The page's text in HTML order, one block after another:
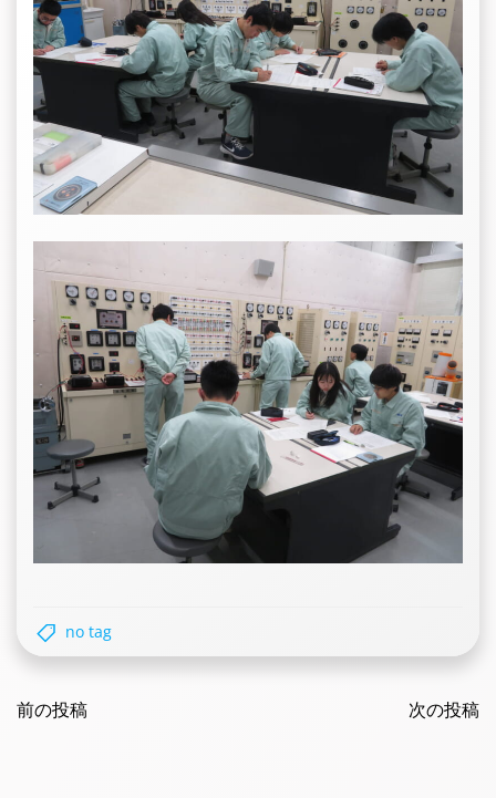
no tag
navigation
前の投稿 次の投稿